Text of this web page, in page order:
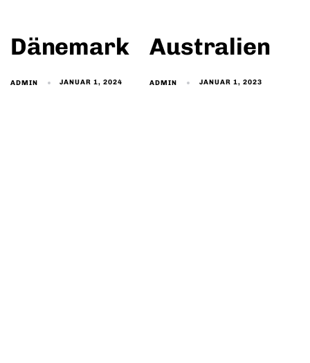
Dänemark
ADMIN JANUAR 1, 2024
Australien
ADMIN JANUAR 1, 2023